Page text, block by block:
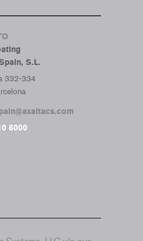
S.L.
332-334
6000